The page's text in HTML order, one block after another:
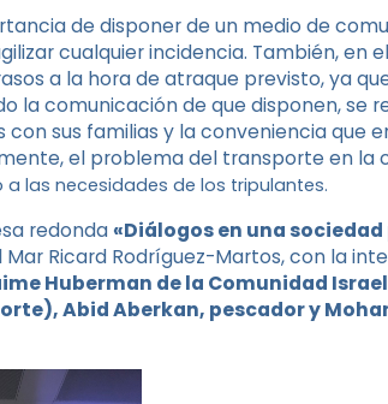
de disponer de un medio de
cualquier incidencia. También, en
a la hora de atraque previsto, ya
la comunicación de que disponen, se
sus familias y la conveniencia que
el problema del transporte en la
las necesidades de los tripulantes.
redonda «Diálogos en una
Ricard Rodríguez-Martos, con la
Huberman de la Comunidad
Abid Aberkan, pescador y